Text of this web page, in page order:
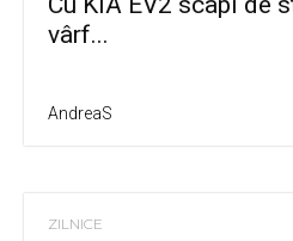
vârf...
AndreaS
ZILNICE